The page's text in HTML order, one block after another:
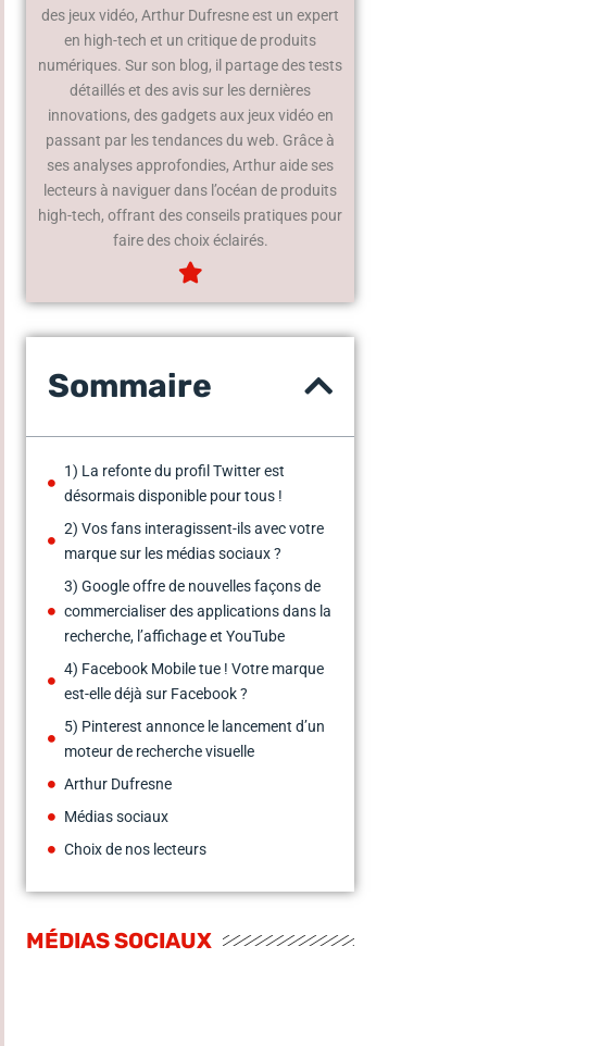
des jeux vidéo, Arthur Dufresne est un expert
en high-tech et un critique de produits
numériques. Sur son blog, il partage des tests
détaillés et des avis sur les dernières
innovations, des gadgets aux jeux vidéo en
passant par les tendances du web. Grâce à
ses analyses approfondies, Arthur aide ses
lecteurs à naviguer dans l’océan de produits
high-tech, offrant des conseils pratiques pour
faire des choix éclairés.
Sommaire
1) La refonte du profil Twitter est
désormais disponible pour tous !
2) Vos fans interagissent-ils avec votre
marque sur les médias sociaux ?
3) Google offre de nouvelles façons de
commercialiser des applications dans la
recherche, l’affichage et YouTube
4) Facebook Mobile tue ! Votre marque
est-elle déjà sur Facebook ?
5) Pinterest annonce le lancement d’un
moteur de recherche visuelle
Arthur Dufresne
Médias sociaux
Choix de nos lecteurs
MÉDIAS SOCIAUX